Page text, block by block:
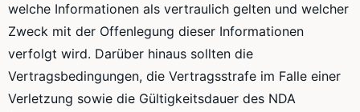
welche Informationen als vertraulich gelten und welcher
Zweck mit der Offenlegung dieser Informationen
verfolgt wird. Darüber hinaus sollten die
Vertragsbedingungen, die Vertragsstrafe im Falle einer
Verletzung sowie die Gültigkeitsdauer des NDA